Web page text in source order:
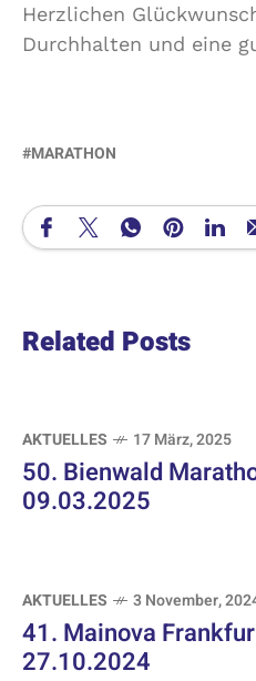
Herzlichen
Durchhalten und eine
MARATHON
Related Posts
AKTUELLES 17 März, 2025
50. Bienwald
09.03.2025
AKTUELLES 3 November,
41. Mainova
27.10.2024